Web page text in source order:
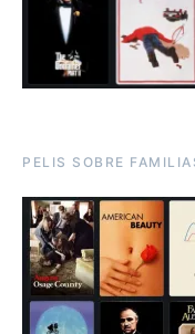
PELIS SOBRE